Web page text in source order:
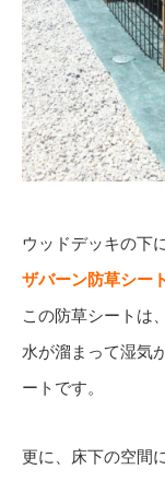
ウッドデッキの下
ザバーン防草シート
この防草シートは
水が溜まって湿気
ートです。
更に、床下の空間